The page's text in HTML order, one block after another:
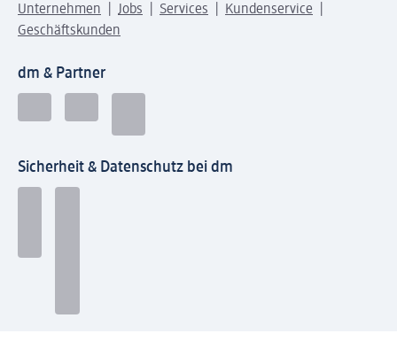
Unternehmen Jobs Services
Kundenservice
Geschäftskunden
dm & Partner
Sicherheit & Datenschutz bei dm